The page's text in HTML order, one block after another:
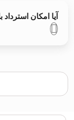
آیا امکان